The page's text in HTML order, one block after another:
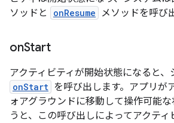
ソッドと
onResume メソッドを呼び
onStart
アクティビティが開始状態になると、
onStart を呼び出します。アプリが
ォアグラウンドに移動して操作可能
うと、この呼び出しによってアクテ